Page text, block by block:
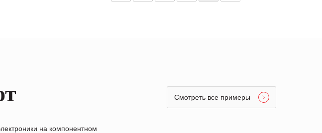
на компонентном
Смотреть все примеры